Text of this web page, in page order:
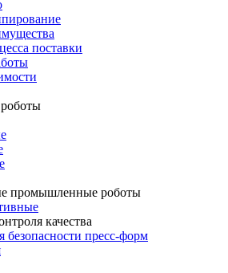
поставки
промышленные роботы
качества
безопасности пресс-форм